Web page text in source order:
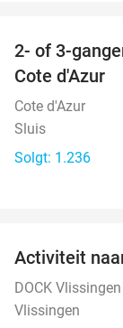
2- of 3-
Cote d'Azur
Cote d'Azur
Sluis
Solgt: 1.236
Activiteit
DOCK Vlissingen
Vlissingen